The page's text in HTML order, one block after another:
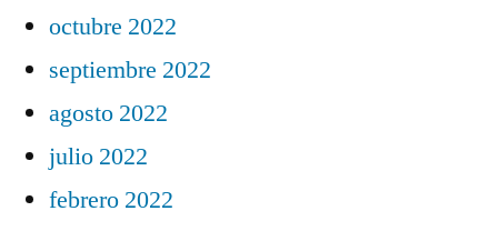
octubre 2022
septiembre 2022
agosto 2022
julio 2022
febrero 2022